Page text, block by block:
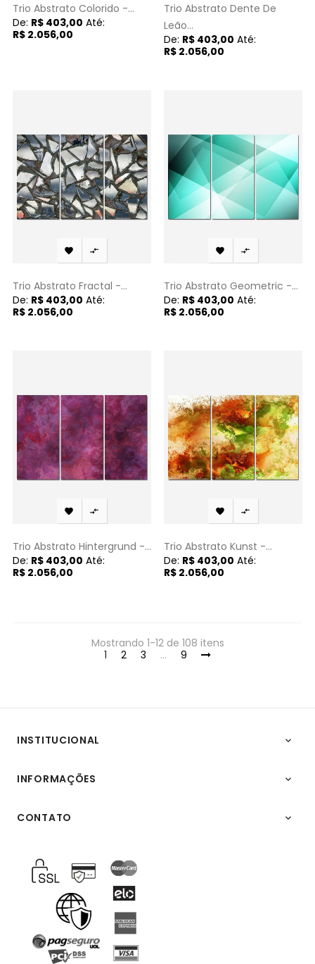
Trio Abstrato Colorido -...
De: R$ 403,00 Até:
R$ 2.056,00
Trio Abstrato Dente De
Leão...
De: R$ 403,00 Até:
R$ 2.056,00
 
Trio Abstrato Fractal -...
De: R$ 403,00 Até:
R$ 2.056,00
 
Trio Abstrato Geometric -...
De: R$ 403,00 Até:
R$ 2.056,00
 
Trio Abstrato Hintergrund -...
De: R$ 403,00 Até:
R$ 2.056,00
 
Trio Abstrato Kunst -...
De: R$ 403,00 Até:
R$ 2.056,00
Mostrando 1-12 de 108 itens
1
2 3 … 9
INSTITUCIONAL 
INFORMAÇÕES 
CONTATO 